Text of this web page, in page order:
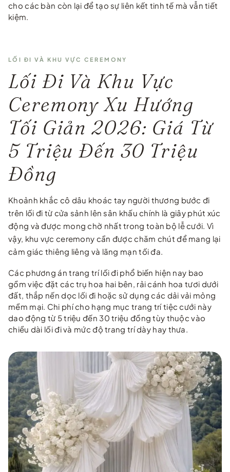
cho các bàn còn lại để tạo sự liên kết tinh tế mà vẫn tiết
kiệm.
LỐI ĐI VÀ KHU VỰC CEREMONY
Lối Đi Và Khu Vực
Ceremony Xu Hướng
Tối Giản 2026: Giá Từ
5 Triệu Đến 30 Triệu
Đồng
Khoảnh khắc cô dâu khoác tay người thương bước đi
trên lối đi từ cửa sảnh lên sân khấu chính là giây phút xúc
động và được mong chờ nhất trong toàn bộ lễ cưới. Vì
vậy, khu vực ceremony cần được chăm chút để mang lại
cảm giác thiêng liêng và lãng mạn tối đa.
Các phương án trang trí lối đi phổ biến hiện nay bao
gồm việc đặt các trụ hoa hai bên, rải cánh hoa tươi dưới
đất, thắp nến dọc lối đi hoặc sử dụng các dải vải mỏng
mềm mại. Chi phí cho hạng mục trang trí tiệc cưới này
dao động từ 5 triệu đến 30 triệu đồng tùy thuộc vào
chiều dài lối đi và mức độ trang trí dày hay thưa.